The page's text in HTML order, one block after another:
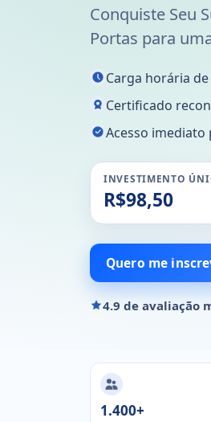
Conquiste Seu
Portas para
Carga horária
Certificado
Acesso imediato
INVESTIMENTO
R$98,50
Quero me
4.9 de avaliação
1.400+